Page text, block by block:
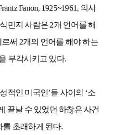
Fanon, 1925~1961, 의사
민지 사람은 2개 언어를 해
써 2개의 언어를 해야 하는
부각시키고 있다.
적인 미국인’들 사이의 ‘소
끝날 수 있었던 하찮은 사건
를 초래하게 된다.